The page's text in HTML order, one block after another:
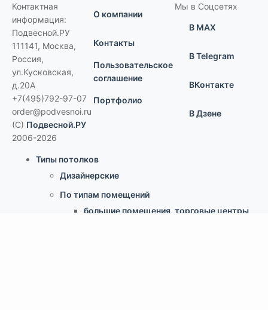
Контактная
информация:
Подвесной.РУ
111141, Москва,
Россия,
ул.Кусковская,
д.20А
+7(495)792-97-07
order@podvesnoi.ru
(C) Подвесной.РУ
2006-2026
О компании
Контакты
Пользовательское
соглашение
Портфолио
Мы в Соцсетях
В MAX
В Telegram
ВКонтакте
В Дзене
Типы потолков
Дизайнерские
По типам помещений
большие помещения, торговые центры